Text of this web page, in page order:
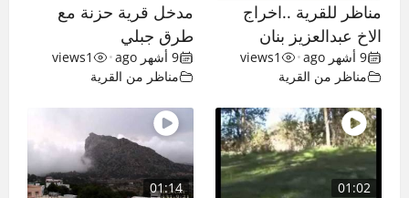
مناظر للقرية ..اخراج
الاخ عبدالعزيز بنان
9 أشهر ago •
1
views
مناظر من القرية
مدخل قرية حزنة مع
طرق جبلي
9 أشهر ago •
1
views
مناظر من القرية
01:02
01:14